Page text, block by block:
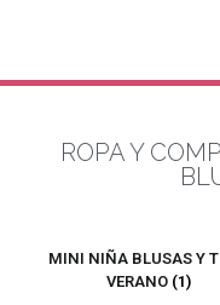
ROPA Y
MINI NIÑA BLUSAS Y
VERANO (1)